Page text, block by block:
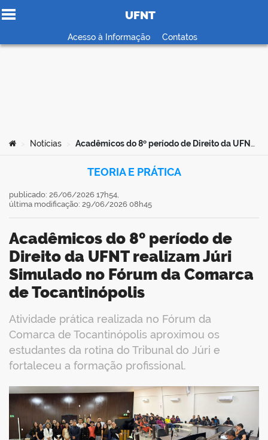
Ir para o conteúdo
UFNT
Acesso à Informação Contatos
Você está aqui:
Notícias Acadêmicos do 8º período de Direito da UFNT realizam Júri Simulado no Fórum da Comarca de Tocantinópolis
TEORIA E PRÁTICA
Acadêmicos do 8º período de
Direito da UFNT realizam Júri
Simulado no Fórum da Comarca
de Tocantinópolis
Atividade prática realizada no Fórum da
Comarca de Tocantinópolis aproximou os
estudantes da rotina do Tribunal do Júri e
fortaleceu a formação profissional.
publicado: 26/06/2026 17h54,
última modificação: 29/06/2026 08h45